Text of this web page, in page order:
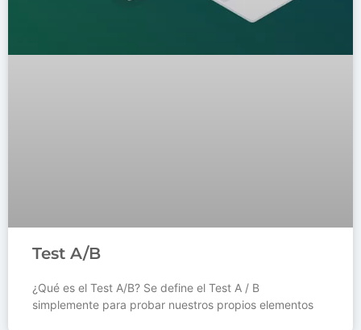
Test A/B
¿Qué es el Test A/B? Se define el Test A / B
simplemente para probar nuestros propios elementos